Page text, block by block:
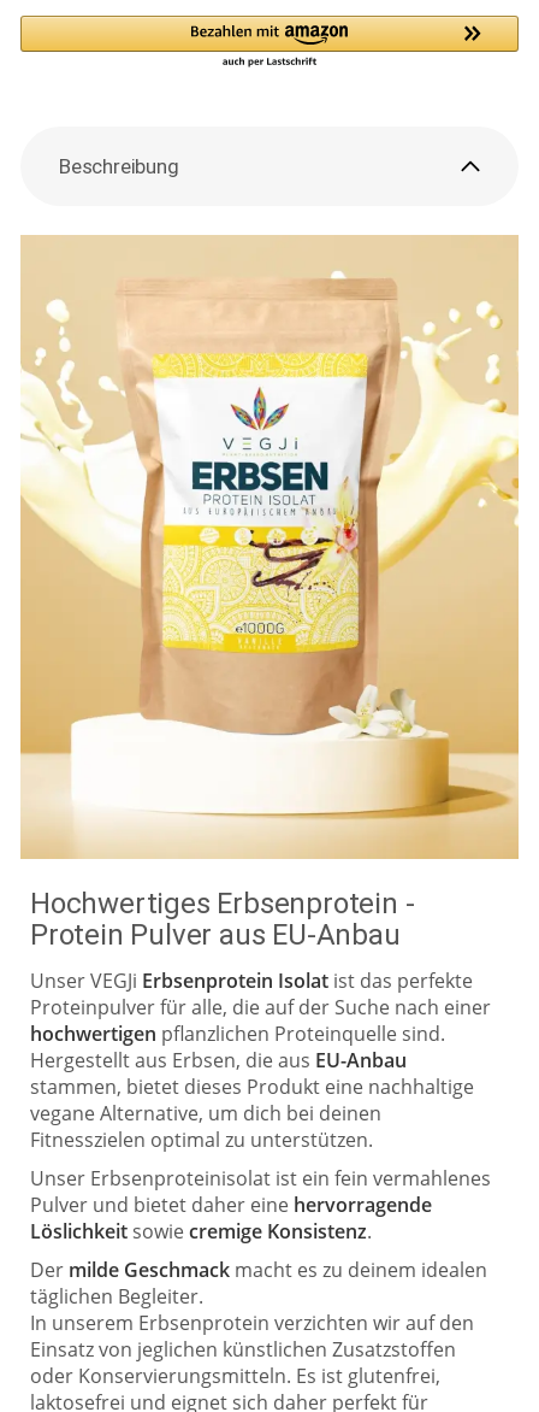
Beschreibung
Hochwertiges Erbsenprotein -
Protein Pulver aus EU-Anbau
Unser VEGJi Erbsenprotein Isolat ist das perfekte
Proteinpulver für alle, die auf der Suche nach einer
hochwertigen pflanzlichen Proteinquelle sind.
Hergestellt aus Erbsen, die aus EU-Anbau
stammen, bietet dieses Produkt eine nachhaltige
vegane Alternative, um dich bei deinen
Fitnesszielen optimal zu unterstützen.
Unser Erbsenproteinisolat ist ein fein vermahlenes
Pulver und bietet daher eine hervorragende
Löslichkeit sowiecremige Konsistenz.
Der milde Geschmack macht es zu deinem idealen
täglichen Begleiter.
In unserem Erbsenprotein verzichten wir auf den
Einsatz von jeglichen künstlichen Zusatzstoffen
oder Konservierungsmitteln. Es ist glutenfrei,
laktosefrei und eignet sich daher perfekt für